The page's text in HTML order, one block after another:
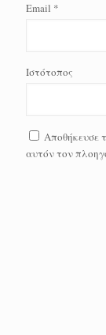
Email *
Ιστότοπος
Αποθήκευσε
αυτόν τον